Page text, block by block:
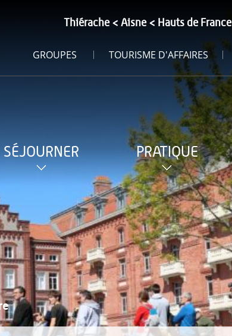
Thiérache Aisne Hauts de France
GROUPES TOURISME D'AFFAIRES
SÉJOURNER PRATIQUE